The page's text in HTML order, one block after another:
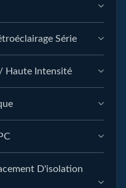
Série
Haute Intensité
D'isolation